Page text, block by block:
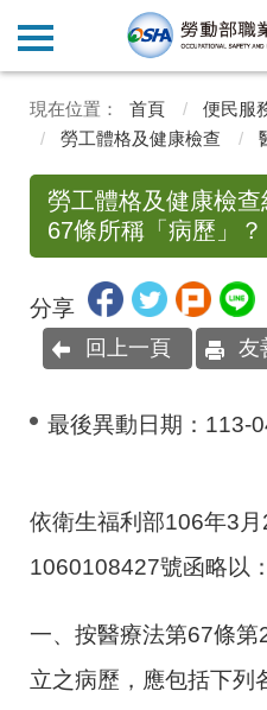
首頁 便民服
勞工體格及健康檢查
勞工體格及健康檢
67條所稱「病歷」？
分享
回上一頁 友
最後異動日期： 113-
依衛生福利部106年3
1060108427號函略以：
一、按醫療法第67條
立之病歷，應包括下列